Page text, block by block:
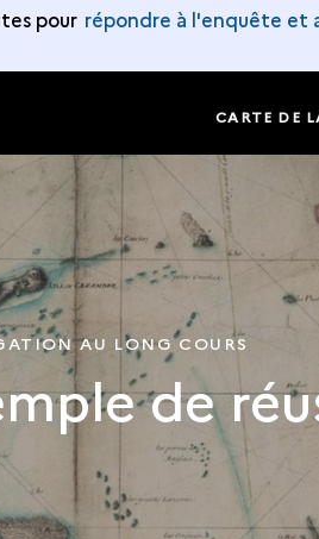
pour répondre à l'enquête et
CARTE DE
AU LONG COURS
de